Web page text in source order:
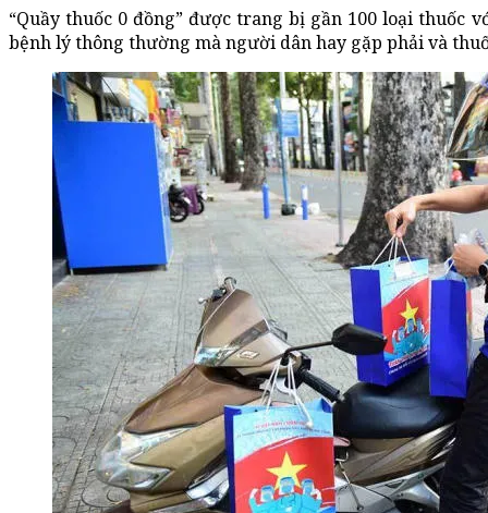
“Quầy thuốc 0 đồng” được trang bị gần 100 loại thuốc
bệnh lý thông thường mà người dân hay gặp phải và